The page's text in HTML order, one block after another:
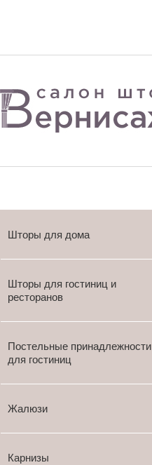
Шторы для дома
Шторы для гостиниц и
ресторанов
Постельные принадлежности
для гостиниц
Жалюзи
Карнизы